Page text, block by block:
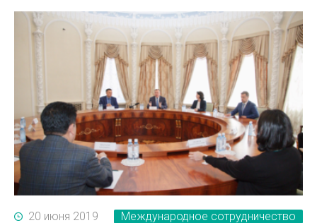
Международное сотрудничество
20 июня 2019